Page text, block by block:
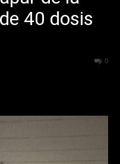
40 dosis
0